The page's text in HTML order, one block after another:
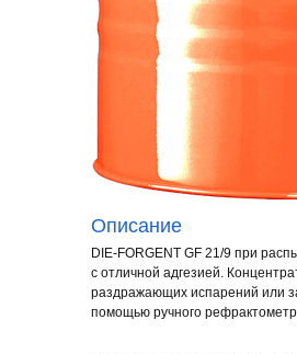
Описание
DIE-FORGENT GF 21/9 при
с отличной адгезией.
раздражающих испарений или
помощью ручного